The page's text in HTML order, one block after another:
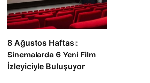
8 Ağustos Haftası:
Sinemalarda 6 Yeni Film
İzleyiciyle Buluşuyor